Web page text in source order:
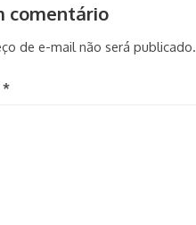
comentário
de e-mail não será publicado.
*